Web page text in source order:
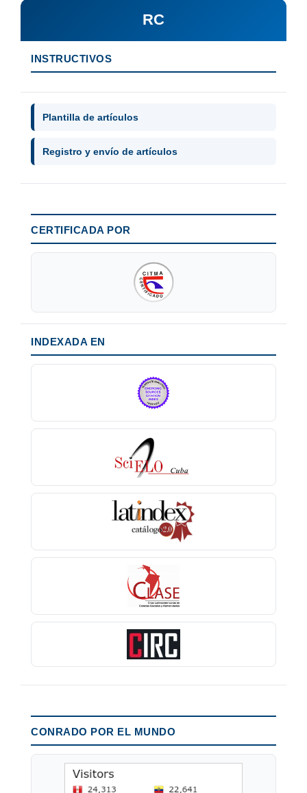
RC
INSTRUCTIVOS
Plantilla de artículos
Registro y envío de artículos
CERTIFICADA POR
INDEXADA EN
CONRADO POR EL MUNDO